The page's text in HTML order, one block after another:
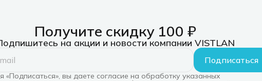
Получите скидку 100 ₽
на акции и новости компании VISTLAN
Подписаться
«Подписаться», вы даете согласие на обработку указанных